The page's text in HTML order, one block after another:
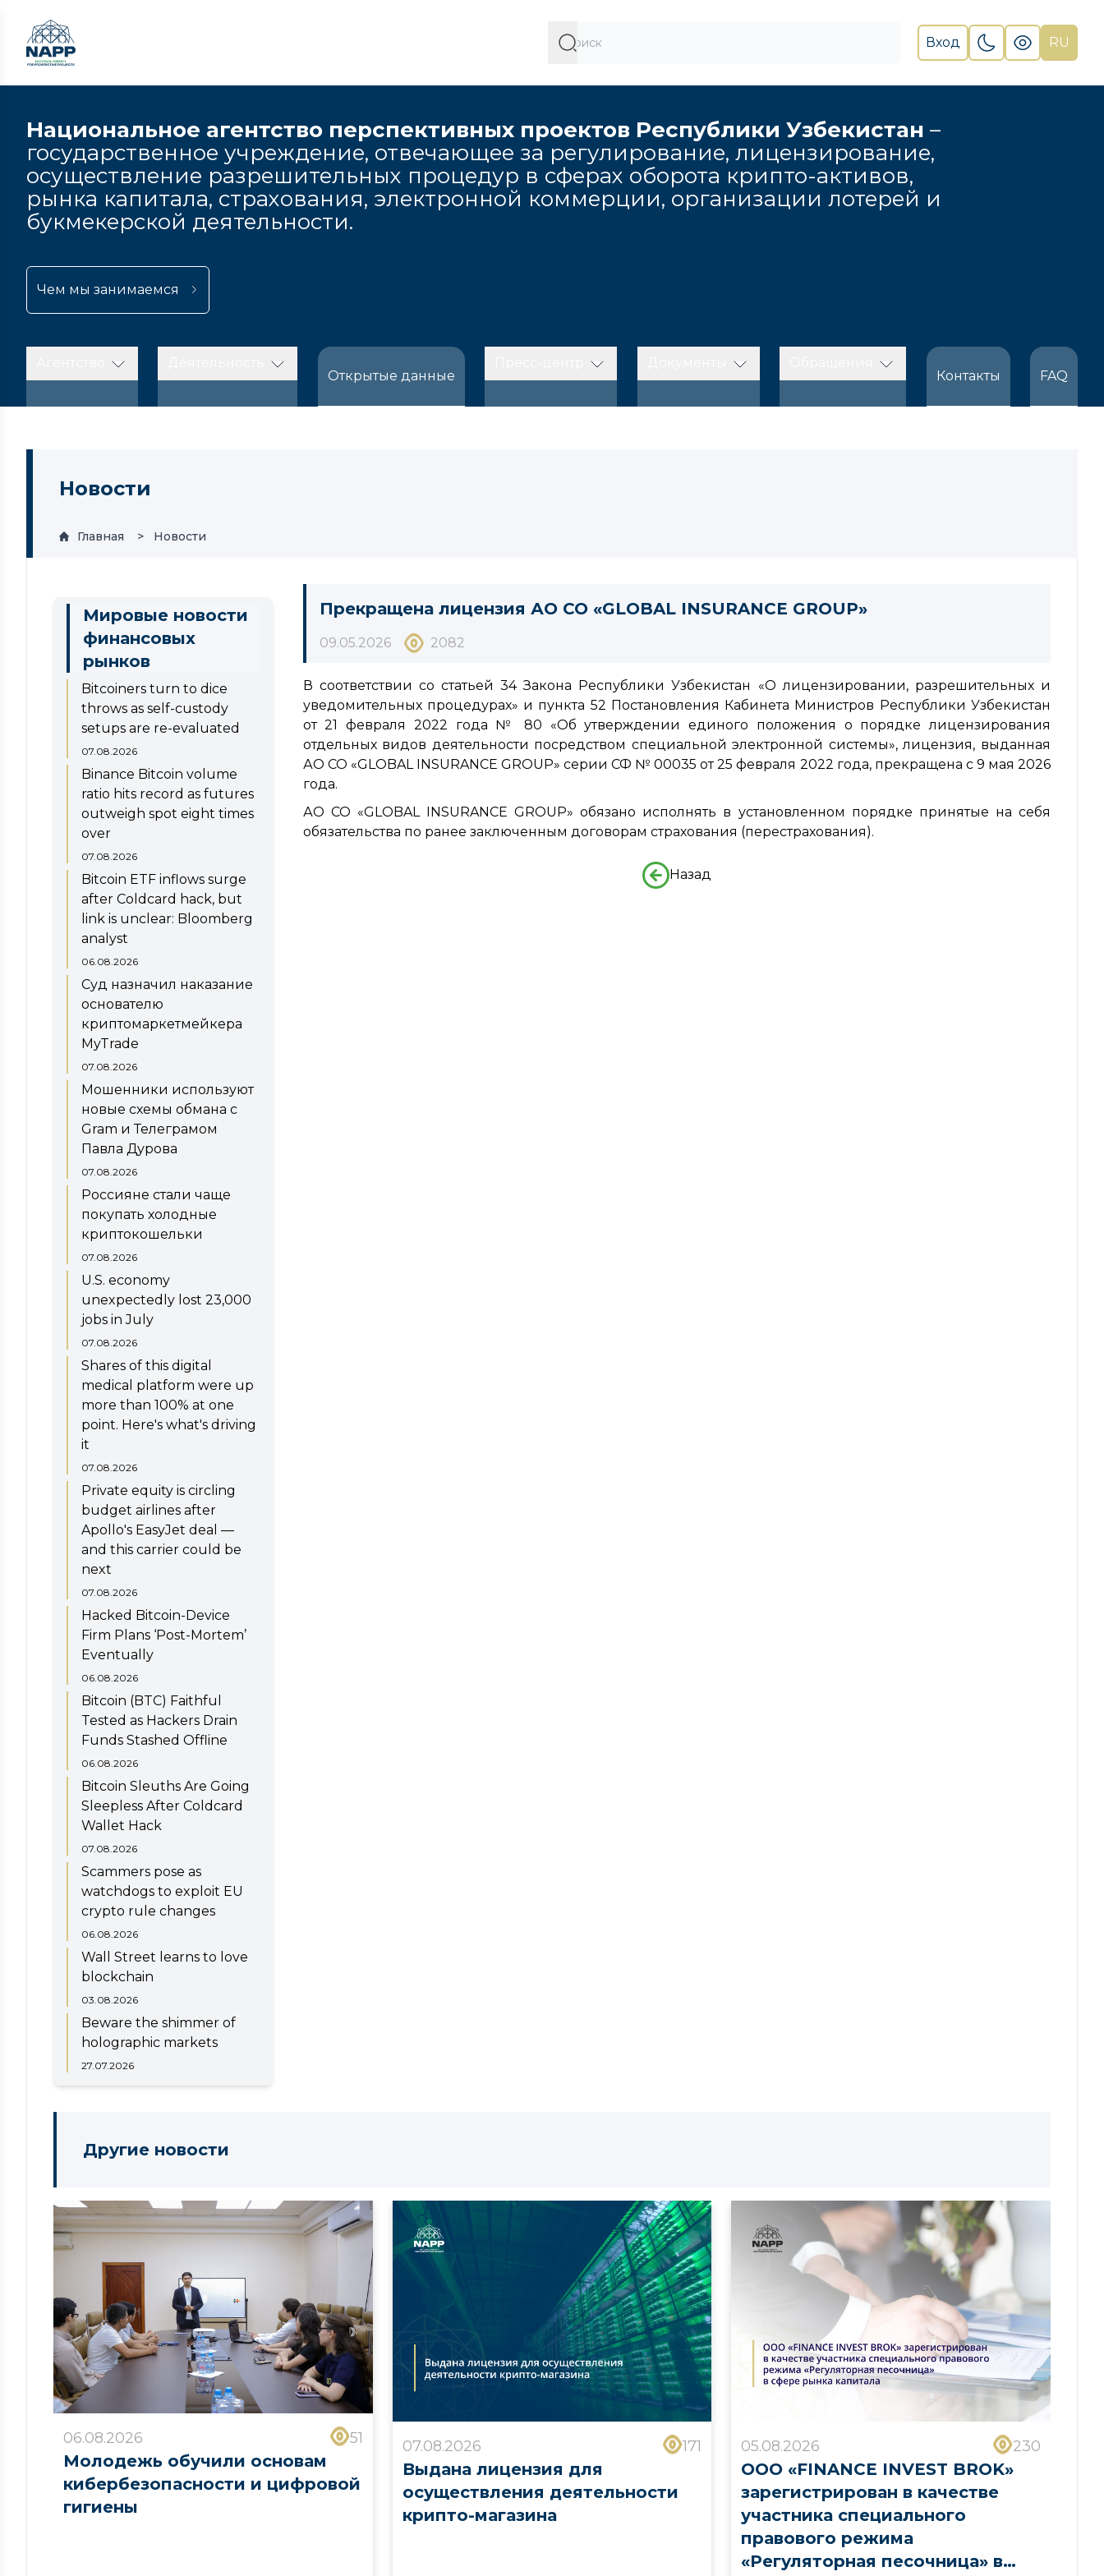
Вход RU
Национальное агентство перспективных проектов Республики Узбекистан –
государственное учреждение, отвечающее за регулирование, лицензирование,
осуществление разрешительных процедур в сферах оборота крипто-активов,
рынка капитала, страхования, электронной коммерции, организации лотерей и
букмекерской деятельности.
Чем мы занимаемся
Открытые данные
Контакты
FAQ
Новости
Главная Новости
Мировые новости
финансовых
рынков
Bitcoiners turn to dice
throws as self-custody
setups are re-evaluated
07.08.2026
Binance Bitcoin volume
ratio hits record as futures
outweigh spot eight times
over
07.08.2026
Bitcoin ETF inflows surge
after Coldcard hack, but
link is unclear: Bloomberg
analyst
06.08.2026
Суд назначил наказание
основателю
криптомаркетмейкера
MyTrade
07.08.2026
Мошенники используют
новые схемы обмана с
Gram и Телеграмом
Павла Дурова
07.08.2026
Россияне стали чаще
покупать холодные
криптокошельки
07.08.2026
U.S. economy
unexpectedly lost 23,000
jobs in July
07.08.2026
Shares of this digital
medical platform were up
more than 100% at one
point. Here's what's driving
it
07.08.2026
Private equity is circling
budget airlines after
Apollo's EasyJet deal —
and this carrier could be
next
07.08.2026
Hacked Bitcoin-Device
Firm Plans ‘Post-Mortem’
Eventually
06.08.2026
Bitcoin (BTC) Faithful
Tested as Hackers Drain
Funds Stashed Offline
06.08.2026
Bitcoin Sleuths Are Going
Sleepless After Coldcard
Wallet Hack
07.08.2026
Scammers pose as
watchdogs to exploit EU
crypto rule changes
06.08.2026
Wall Street learns to love
blockchain
03.08.2026
Beware the shimmer of
holographic markets
27.07.2026
Прекращена лицензия АО СО «GLOBAL INSURANCE GROUP»
09.05.2026 2082
В соответствии со статьей 34 Закона Республики Узбекистан «О лицензировании, разрешительных и
уведомительных процедурах» и пункта 52 Постановления Кабинета Министров Республики Узбекистан
от 21 февраля 2022 года № 80 «Об утверждении единого положения о порядке лицензирования
отдельных видов деятельности посредством специальной электронной системы», лицензия, выданная
АО СО «GLOBAL INSURANCE GROUP» серии СФ № 00035 от 25 февраля 2022 года, прекращена с 9 мая 2026
года.
АО СО «GLOBAL INSURANCE GROUP» обязано исполнять в установленном порядке принятые на себя
обязательства по ранее заключенным договорам страхования (перестрахования).
Назад
Другие новости
06.08.2026 51
Молодежь обучили основам
кибербезопасности и цифровой
гигиены
07.08.2026 171
Выдана лицензия для
осуществления деятельности
крипто-магазина
05.08.2026 230
ООО «FINANCE INVEST BROK»
зарегистрирован в качестве
участника специального
правового режима
«Регуляторная песочница» в